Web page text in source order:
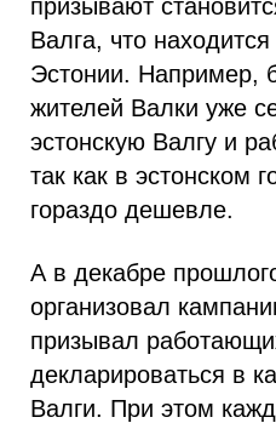
призывают
Валга, что
Эстонии. Например,
жителей Валки уже
эстонскую Валгу и
так как в эстонском
гораздо дешевле.
А в декабре
организовал
призывал
декларироваться в
Валги. При этом